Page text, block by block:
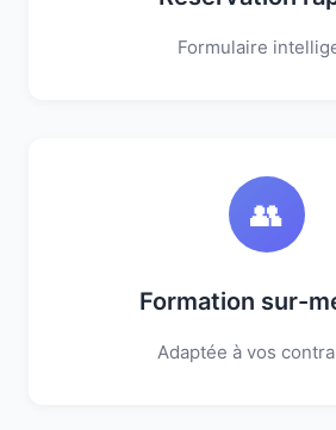
Formulaire
👥
Formation sur-
Adaptée à vos